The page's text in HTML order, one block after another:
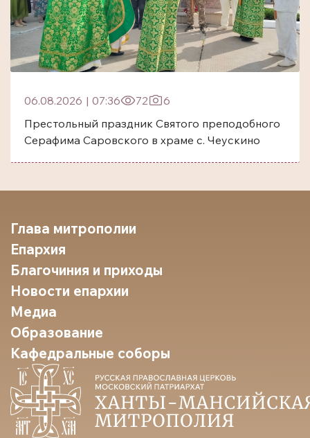
06.08.2026 | 07:36 72
6
Престольный праздник Святого преподобного
Серафима Саровского в храме с. Чеускино
Глава митрополии
Епархия
Благочиния и приходы
Новости епархии
Медиа
Образование
Кафедральные соборы